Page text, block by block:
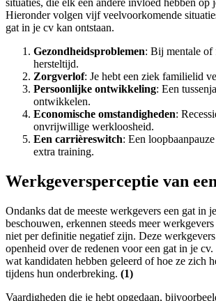
situaties, die elk een andere invloed hebben op
Hieronder volgen vijf veelvoorkomende
gat in je cv kan ontstaan.
Gezondheidsproblemen: Bij mentale of
hersteltijd.
Zorgverlof: Je hebt een ziek familielid
Persoonlijke ontwikkeling: Een
ontwikkelen.
Economische omstandigheden:
onvrijwillige werkloosheid.
Een carrièreswitch: Een
extra training.
Werkgeversperceptie van
Ondanks dat de meeste werkgevers een gat in
beschouwen, erkennen steeds meer
niet per definitie negatief zijn. Deze
openheid over de redenen voor een gat in je
wat kandidaten hebben geleerd of hoe ze zich
tijdens hun onderbreking. (1)
Vaardigheden die je hebt opgedaan,